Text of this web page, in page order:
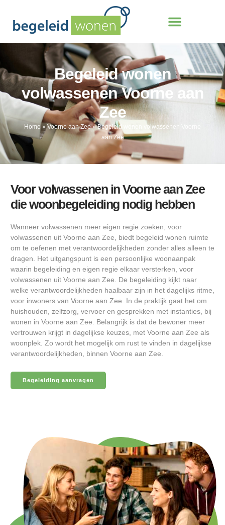
Begeleid wonen
volwassenen Voorne aan
Zee
Home»Voorne aan Zee»Begeleid wonen volwassenen Voorne
aan Zee
Voor volwassenen in Voorne aan Zee
die woonbegeleiding nodig hebben
Wanneer volwassenen meer eigen regie zoeken, voor
volwassenen uit Voorne aan Zee, biedt begeleid wonen ruimte
om te oefenen met verantwoordelijkheden zonder alles alleen te
dragen. Het uitgangspunt is een persoonlijke woonaanpak
waarin begeleiding en eigen regie elkaar versterken, voor
volwassenen uit Voorne aan Zee. De begeleiding kijkt naar
welke verantwoordelijkheden haalbaar zijn in het dagelijks ritme,
voor inwoners van Voorne aan Zee. In de praktijk gaat het om
huishouden, zelfzorg, vervoer en gesprekken met instanties, bij
wonen in Voorne aan Zee. Belangrijk is dat de bewoner meer
vertrouwen krijgt in dagelijkse keuzes, met Voorne aan Zee als
woonplek. Zo wordt het mogelijk om rust te vinden in dagelijkse
verantwoordelijkheden, binnen Voorne aan Zee.
Begeleiding aanvragen